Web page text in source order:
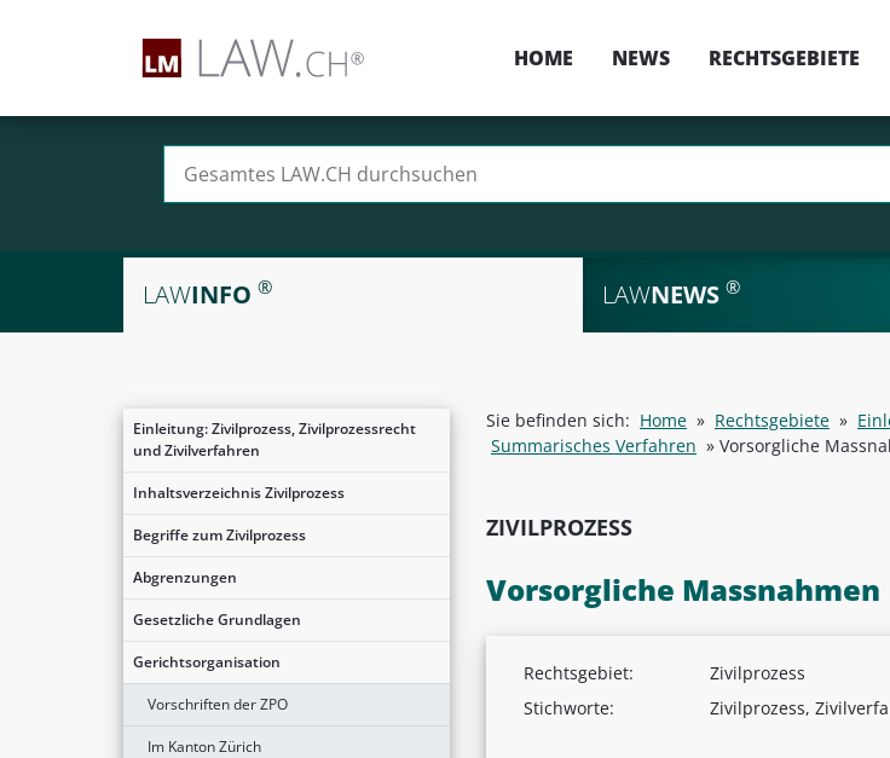
HOME NEWS RECHTSGEBIETE
LAWINFO ® LAWNEWS ®
Einleitung: Zivilprozess, Zivilprozessrecht
und Zivilverfahren
Inhaltsverzeichnis Zivilprozess
Begriffe zum Zivilprozess
Abgrenzungen
Gesetzliche Grundlagen
Gerichtsorganisation
Vorschriften der ZPO
Im Kanton Zürich
Sie befinden sich: Home » Rechtsgebiete »
Summarisches Verfahren » Vorsorgliche
ZIVILPROZESS
Vorsorgliche Massnahmen
Rechtsgebiet:
Zivilprozess
Stichworte:
Zivilprozess,